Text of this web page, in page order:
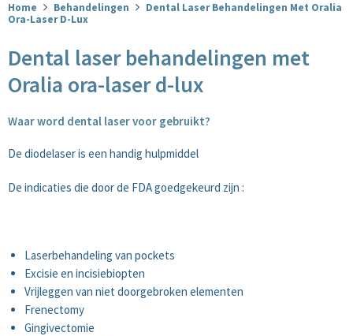
Endodontie
Kroon-brug
Protheses
Kindertandheelkunde
Preventie
Implantaten
Dental laser behandelingen met Oralia ora-laser d-lux
3Shape TRIOS® 5 Intraoral Scanner
Home Behandelingen
Dental Laser Behandelingen Met Oralia
Ora-Laser D-Lux
Dental laser behandelingen met
Oralia ora-laser d-lux
Waar word dental laser voor gebruikt?
De diodelaser is een handig hulpmiddel
De indicaties die door de FDA goedgekeurd zijn :
Laserbehandeling van pockets
Excisie en incisiebiopten
Vrijleggen van niet doorgebroken elementen
Frenectomy
Gingivectomie